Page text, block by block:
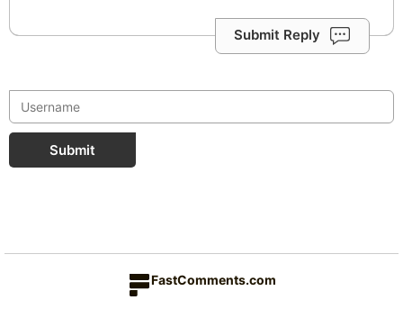
Submit Reply
Submit
FastComments.com